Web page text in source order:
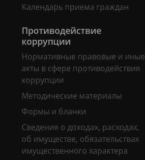
Календарь приема граждан
Противодействие
коррупции
Нормативные правовые и иные
акты в сфере противодействия
коррупции
Методические материалы
Формы и бланки
Сведения о доходах, расходах,
об имуществе, обязательствах
имущественного характера